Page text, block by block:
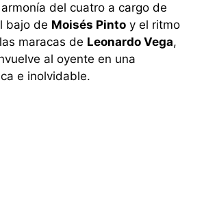
del cuatro a cargo de
bajo de Moisés Pinto y el ritmo
maracas de Leonardo Vega,
al oyente en una
e inolvidable.